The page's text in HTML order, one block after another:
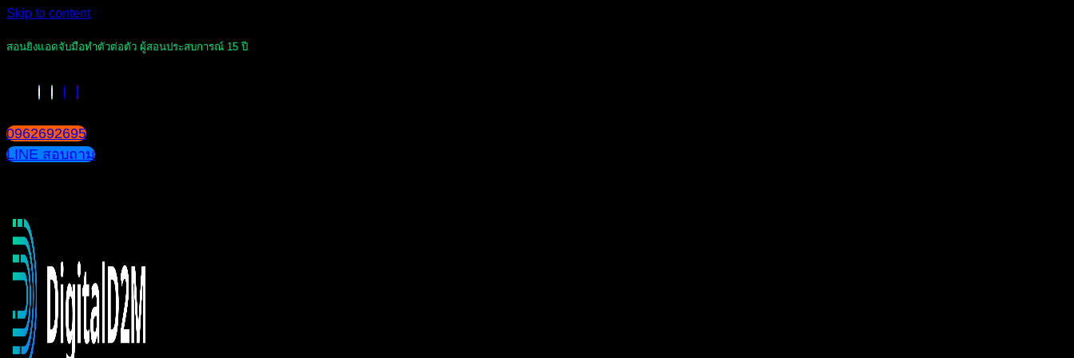
Skip to content
สอนยิงแอดจับมือทำตัวต่อตัว ผู้สอนประสบการณ์ 15 ปี
0962692695
LINE สอบถาม